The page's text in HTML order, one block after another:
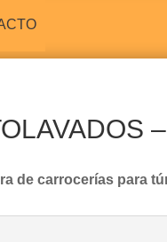
de carrocerías para